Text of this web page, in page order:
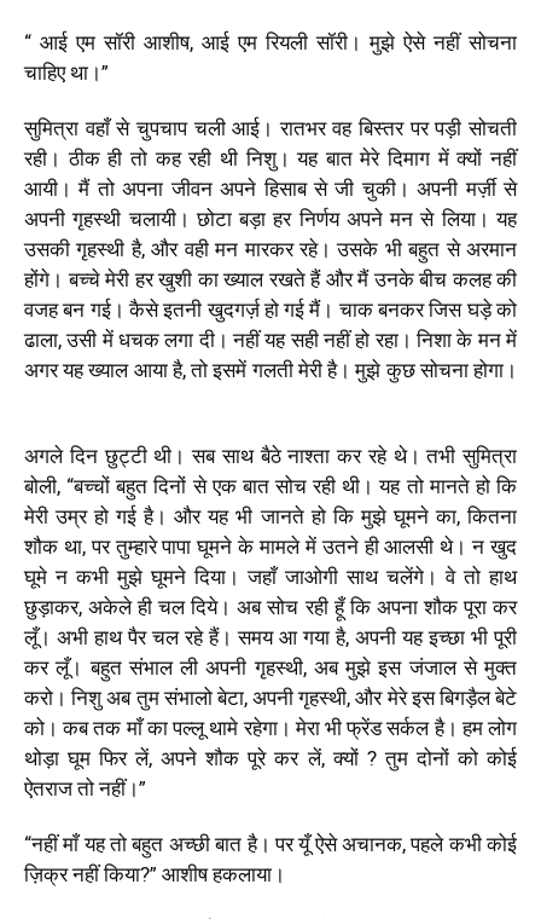
“ आई एम सॉरी आशीष, आई एम रियली सॉरी।मुझे ऐसे नहीं सोचना
चाहिए था।”
सुमित्रा वहाँ से चुपचाप चली आई। रातभर वह बिस्तर पर पड़ी सोचती
रही। ठीक ही तो कह रही थी निशु। यह बात मेरे दिमाग में क्यों नहीं
आयी। मैं तो अपना जीवन अपने हिसाब से जी चुकी। अपनी मर्ज़ी से
अपनी गृहस्थी चलायी। छोटा बड़ा हर निर्णय अपने मन से लिया। यह
उसकी गृहस्थी है,और वही मन मारकर रहे। उसके भी बहुत से अरमान
होंगे। बच्चे मेरी हर खुशी का ख्याल रखते हैं और मैं उनके बीच कलह की
वजह बन गई। कैसे इतनी खुदगर्ज़ हो गई मैं। चाक बनकर जिस घड़े को
ढाला,उसी में धचक लगा दी। नहीं यह सही नहीं हो रहा। निशा के मन में
अगर यह ख्याल आया है,तो इसमें गलती मेरी है। मुझे कुछ सोचना होगा।
अगले दिन छुट्टी थी। सब साथ बैठे नाश्ता कर रहे थे। तभी सुमित्रा
बोली, “बच्चों बहुत दिनों से एक बात सोच रही थी। यह तो मानते हो कि
मेरी उम्र हो गई है। और यह भी जानते हो कि मुझे घूमने का, कितना
शौक था, पर तुम्हारे पापा घूमने के मामले में उतने ही आलसी थे। न खुद
घूमे न कभी मुझे घूमने दिया। जहाँ जाओगी साथ चलेंगे। वे तो हाथ
छुड़ाकर, अकेले ही चल दिये। अब सोच रही हूँ कि अपना शौक पूरा कर
लूँ। अभी हाथ पैर चल रहे हैं। समय आ गया है, अपनी यह इच्छा भी पूरी
कर लूँ। बहुत संभाल ली अपनी गृहस्थी, अब मुझे इस जंजाल से मुक्त
करो। निशु अब तुम संभालो बेटा, अपनी गृहस्थी, और मेरे इस बिगड़ैल बेटे
को। कब तक माँ का पल्लू थामे रहेगा। मेरा भी फ्रेंड सर्कल है। हम लोग
थोड़ा घूम फिर लें, अपने शौक पूरे कर लें, क्यों ? तुम दोनों को कोई
ऐतराज तो नहीं।”
“नहीं माँ यह तो बहुत अच्छी बात है। पर यूँ ऐसे अचानक, पहले कभी कोई
ज़िक्र नहीं किया?” आशीष हकलाया।